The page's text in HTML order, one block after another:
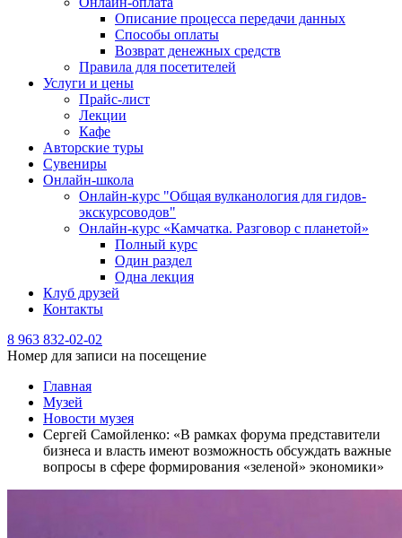
Описание процесса передачи данных
Способы оплаты
Возврат денежных средств
Правила для посетителей
Услуги и цены
Прайс-лист
Лекции
Кафе
Авторские туры
Сувениры
Онлайн-школа
Онлайн-курс "Общая вулканология для гидов-
экскурсоводов"
Онлайн-курс «Камчатка. Разговор с планетой»
Полный курс
Один раздел
Одна лекция
Клуб друзей
Контакты
8 963 832-02-02
Номер для записи на посещение
Главная
Музей
Новости музея
Сергей Самойленко: «В рамках форума представители
бизнеса и власть имеют возможность обсуждать важные
вопросы в сфере формирования «зеленой» экономики»